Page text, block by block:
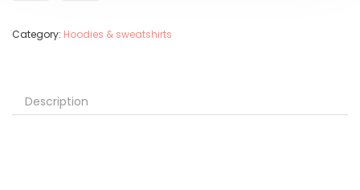
Category: Hoodies & sweatshirts
Description